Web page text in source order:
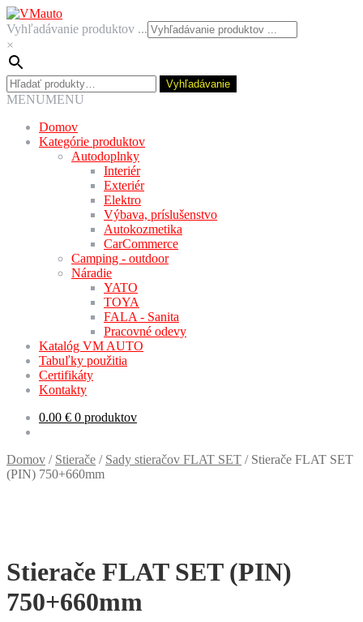
Preskočiť
na
navigáciu
Preskočiť
na
obsah
Vyhľadávanie produktov ...
×
Hľadať: Vyhľadávanie
MENUMENU
Domov
Kategórie produktov
Autodoplnky
Interiér
Exteriér
Elektro
Výbava, príslušenstvo
Autokozmetika
CarCommerce
Camping - outdoor
Náradie
YATO
TOYA
FALA - Sanita
Pracovné odevy
Katalóg VM AUTO
Tabuľky použitia
Certifikáty
Kontakty
0.00 € 0 produktov
Domov / Stierače / Sady stieračov FLAT SET / Stierače FLAT SET
(PIN) 750+660mm
Stierače FLAT SET (PIN)
750+660mm